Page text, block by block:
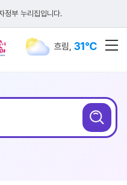
정부 누리집입니다.
흐림, 31℃
검색
가요?
검